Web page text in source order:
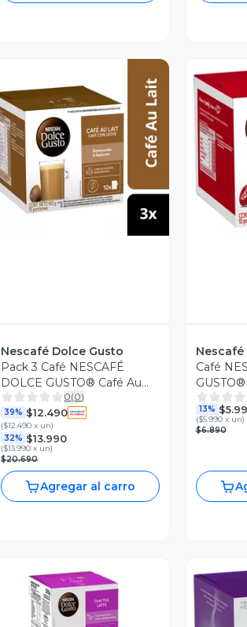
Vista Previa
Nescafé Dolce Gusto
Pack 3 Café NESCAFÉ
DOLCE GUSTO® Café Au
Lait 10 Cápsulas
0(0)
39% $12.490
($12.490 x un)
32% $13.990
($13.990 x un)
$20.690
Agregar al carro
Nescafé
Café
13%
($5.990 x un)
$6.890